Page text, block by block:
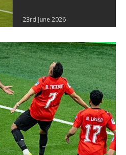
23rd June 2026